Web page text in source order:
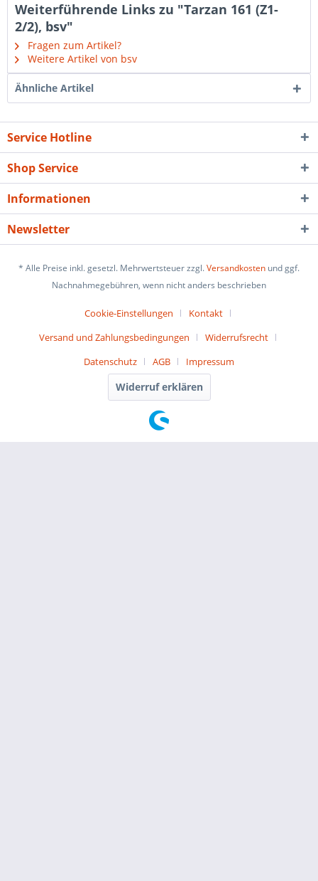
Weiterführende Links zu "Tarzan 161 (Z1-
2/2), bsv"
Fragen zum Artikel?
Weitere Artikel von bsv
Ähnliche Artikel
Service Hotline
Shop Service
Informationen
Newsletter
* Alle Preise inkl. gesetzl. Mehrwertsteuer zzgl.Versandkosten und ggf.
Nachnahmegebühren, wenn nicht anders beschrieben
Cookie-Einstellungen
Kontakt
Versand und Zahlungsbedingungen
Widerrufsrecht
Datenschutz
AGB Impressum
Widerruf erklären